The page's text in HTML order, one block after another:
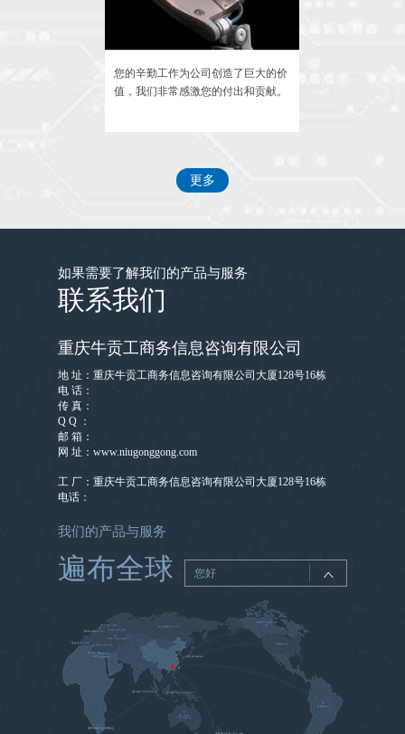
中，我们的口号是努力工作天天玩。
员工食堂24小时营业方便大家加班。
为了让大家工作在轻松愉快的环境中，公司
买了大量植物花卉堆满了办公室，让办公室
您的辛勤工作为公司创造了巨大的价
值，我们非常感激您的付出和贡献。
更多
如果需要了解我们的产品与服务
联系我们
重庆牛贡工商务信息咨询有限公司
地 址：重庆牛贡工商务信息咨询有限公司大厦128号16栋
电 话：
传 真：
Q Q ：
邮 箱：
网 址：www.niugonggong.com
工 厂：重庆牛贡工商务信息咨询有限公司大厦128号16栋
电话：
我们的产品与服务
遍布全球 您好